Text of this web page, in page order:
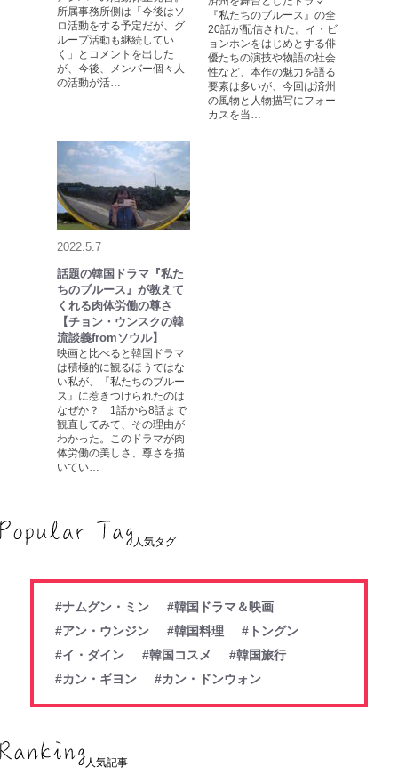
所属事務所側は「今後はソ
ロ活動をする予定だが、グ
ループ活動も継続してい
く」とコメントを出した
が、今後、メンバー個々人
の活動が活…
『私たちのブルース』の全
20話が配信された。イ・ビ
ョンホンをはじめとする俳
優たちの演技や物語の社会
性など、本作の魅力を語る
要素は多いが、今回は済州
の風物と人物描写にフォー
カスを当…
2022.5.7
話題の韓国ドラマ『私た
ちのブルース』が教えて
くれる肉体労働の尊さ
【チョン・ウンスクの韓
流談義fromソウル】
映画と比べると韓国ドラマ
は積極的に観るほうではな
い私が、『私たちのブルー
ス』に惹きつけられたのは
なぜか？ 1話から8話まで
観直してみて、その理由が
わかった。このドラマが肉
体労働の美しさ、尊さを描
いてい…
人気タグ
#ナムグン・ミン
#韓国ドラマ＆映画
#アン・ウンジン
#韓国料理
#トングン
#イ・ダイン
#韓国コスメ
#韓国旅行
#カン・ギヨン
#カン・ドンウォン
人気記事